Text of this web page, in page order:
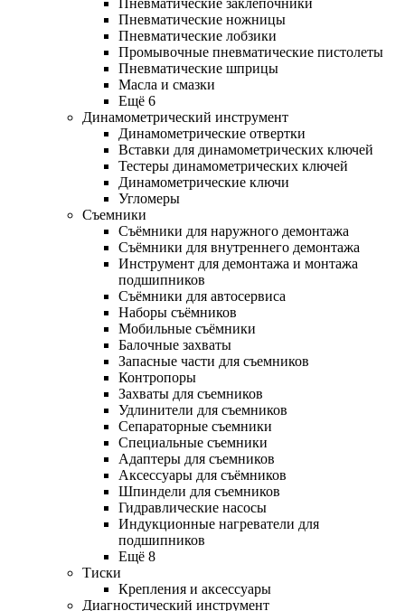
Пневматические заклепочники
Пневматические ножницы
Пневматические лобзики
Промывочные пневматические пистолеты
Пневматические шприцы
Масла и смазки
Ещё 6
Динамометрический инструмент
Динамометрические отвертки
Вставки для динамометрических ключей
Тестеры динамометрических ключей
Динамометрические ключи
Угломеры
Съемники
Съёмники для наружного демонтажа
Съёмники для внутреннего демонтажа
Инструмент для демонтажа и монтажа
подшипников
Съёмники для автосервиса
Наборы съёмников
Мобильные съёмники
Балочные захваты
Запасные части для съемников
Контропоры
Захваты для съемников
Удлинители для съемников
Сепараторные съемники
Специальные съемники
Адаптеры для съемников
Аксессуары для съёмников
Шпиндели для съемников
Гидравлические насосы
Индукционные нагреватели для
подшипников
Ещё 8
Тиски
Крепления и аксессуары
Диагностический инструмент